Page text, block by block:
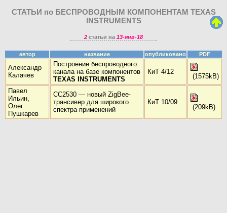
СТАТЬИ по БЕСПРОВОДНЫМ КОМПОНЕНТАМ TEXAS
INSTRUMENTS
2статьи на 13-янв-18
автор название опубликовано PDF
Александр
Калачев
Построение беспроводного
канала на базе компонентов
TEXAS INSTRUMENTS
КиТ 4/12
(1575kB)
Павел
Ильин,
Олег
Пушкарев
СС2530 — новый ZigBee-
трансивер для широкого
спектра применений
КиТ 10/09
(209kB)